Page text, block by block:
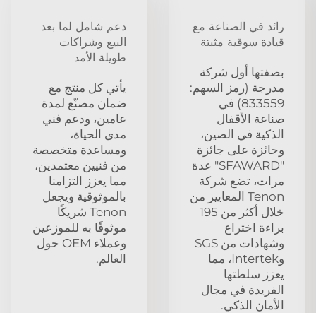
رائد في الصناعة مع
قيادة سوقية مثبتة
بصفتها أول شركة
مدرجة (رمز السهم:
833559) في
صناعة الأقفال
الذكية في الصين،
وحائزة على جائزة
"SFAWARD" عدة
مرات، تضع شركة
Tenon المعايير من
خلال أكثر من 195
براءة اختراع
وشهادات من SGS
وIntertek، مما
يعزز سلطتها
الفريدة في مجال
الأمان الذكي.
دعم شامل لما بعد
البيع وشراكات
طويلة الأمد
يأتي كل منتج مع
ضمان مصنّع لمدة
عامين، ودعم فني
مدى الحياة،
ومساعدة متخصصة
من فنيين معتمدين،
مما يعزز التزامنا
بالموثوقية ويجعل
Tenon شريكًا
موثوقًا به للموزعين
وعملاء OEM حول
العالم.